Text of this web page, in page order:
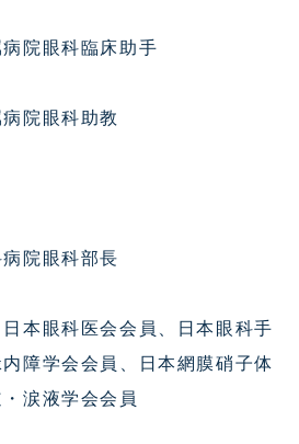
院眼科臨床助手
院眼科助教
院眼科部長
本眼科医会会員、日本眼科手
障学会会員、日本網膜硝子体
涙液学会会員